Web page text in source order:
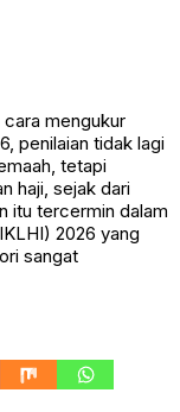
cara mengukur
penilaian tidak lagi
tetapi
haji, sejak dari
itu tercermin dalam
2026 yang
sangat